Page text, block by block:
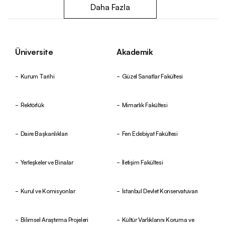
Daha Fazla
Üniversite
Kurum Tarihi
Rektörlük
Daire Başkanlıkları
Yerleşkeler ve Binalar
Kurul ve Komisyonlar
Bilimsel Araştırma Projeleri
Akademik
Güzel Sanatlar Fakültesi
Mimarlık Fakültesi
Fen Edebiyat Fakültesi
İletişim Fakültesi
İstanbul Devlet Konservatuvarı
Kültür Varlıklarını Koruma ve